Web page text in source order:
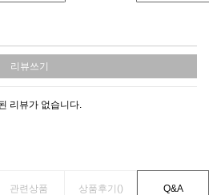
리뷰쓰기
리뷰가 없습니다.
관련상품 상품후기() Q&A